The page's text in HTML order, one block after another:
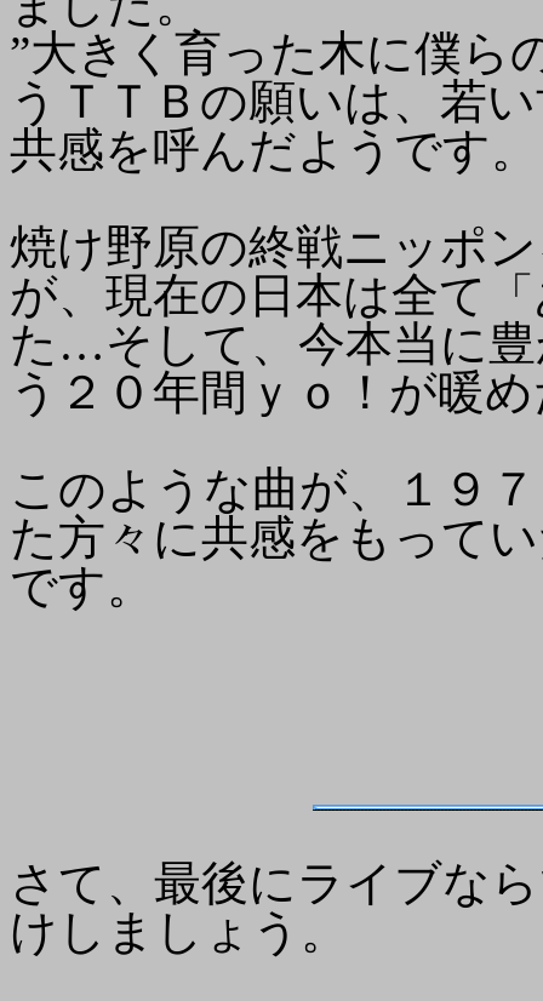
”大きく育った木に僕ら
うＴＴＢの願いは、若
共感を呼んだようです。
焼け野原の終戦ニッポ
が、現在の日本は全て
た…そして、今本当に
う２０年間ｙｏ！が暖
このような曲が、１９
た方々に共感をもって
です。
さて、最後にライブな
けしましょう。